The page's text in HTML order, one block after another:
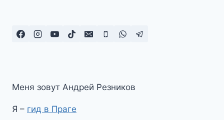
Меня зовут Андрей Резников
Я – гид в Праге